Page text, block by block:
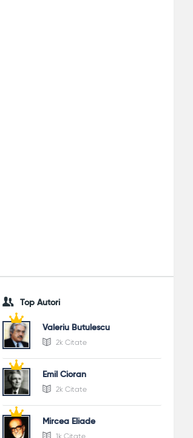
Top Autori
Valeriu Butulescu
2k Citate
Emil Cioran
2k Citate
Mircea Eliade
1k Citate